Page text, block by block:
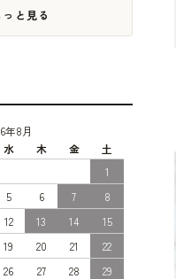
っと見る
年8月
水 木 金
土
1
5 6 7
8
12 13 14
15
19 20 21
22
26 27 28
29